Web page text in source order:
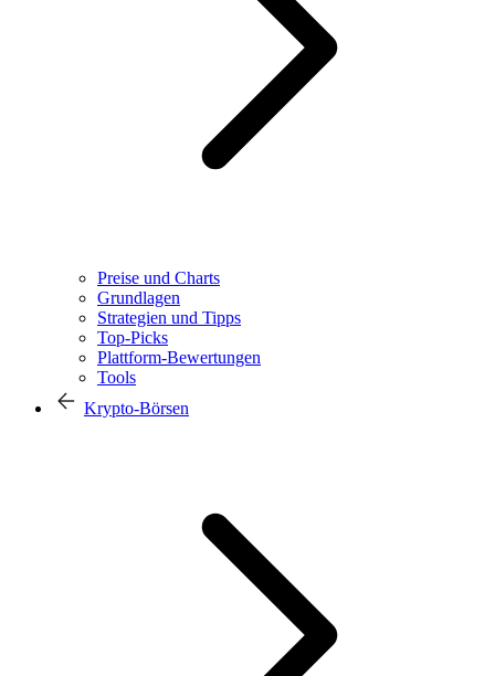
Preise und Charts
Grundlagen
Strategien und Tipps
Top-Picks
Plattform-Bewertungen
Tools
Krypto-Börsen